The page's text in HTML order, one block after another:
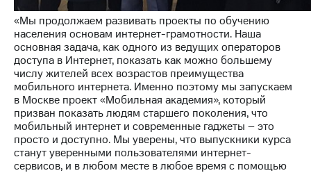
Контроль
и
аудит
Рынок
акций
Описание
Программа
приобретения
Порядок
выкупа
акций
Дивиденды
«Мы продолжаем развивать проекты по обучению
населения основам интернет-грамотности. Наша
основная задача, как одного из ведущих операторов
доступа в Интернет, показать как можно большему
числу жителей всех возрастов преимущества
мобильного интернета. Именно поэтому мы запускаем
в Москве проект «Мобильная академия», который
призван показать людям старшего поколения, что
мобильный интернет и современные гаджеты – это
просто и доступно. Мы уверены, что выпускники курса
станут уверенными пользователями интернет-
сервисов, и в любом месте в любое время с помощью